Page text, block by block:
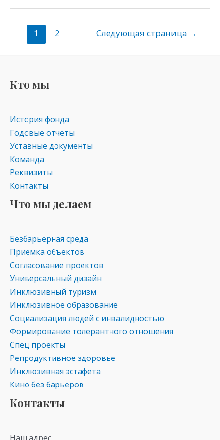
n
o
ni
e er at
s
1 2 Следующая страница →
Кто мы
История фонда
Годовые отчеты
Уставные документы
Команда
Реквизиты
Контакты
Что мы делаем
Безбарьерная среда
Приемка объектов
Согласование проектов
Универсальный дизайн
Инклюзивный туризм
Инклюзивное образование
Социализация людей с инвалидностью
Формирование толерантного отношения
Спец проекты
Репродуктивное здоровье
Инклюзивная эстафета
Кино без барьеров
Контакты
Наш адрес